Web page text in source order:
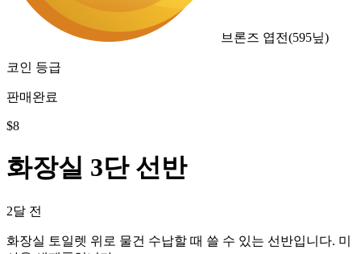
브론즈 엽전(595닢)
코인 등급
판매완료
$8
화장실 3단 선반
2달 전
화장실 토일렛 위로 물건 수납할 때 쓸 수 있는 선반입니다. 미